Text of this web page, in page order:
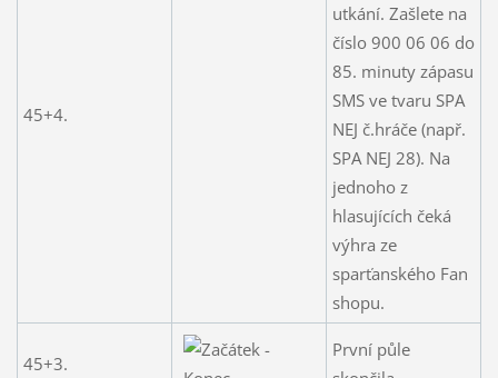
45+4.
utkání. Zašlete na
číslo 900 06 06 do
85. minuty zápasu
SMS ve tvaru SPA
NEJ č.hráče (např.
SPA NEJ 28). Na
jednoho z
hlasujících čeká
výhra ze
sparťanského Fan
shopu.
45+3.
První půle